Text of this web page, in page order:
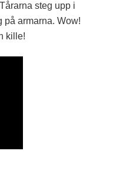
steg upp i
på armarna. Wow!
kille!